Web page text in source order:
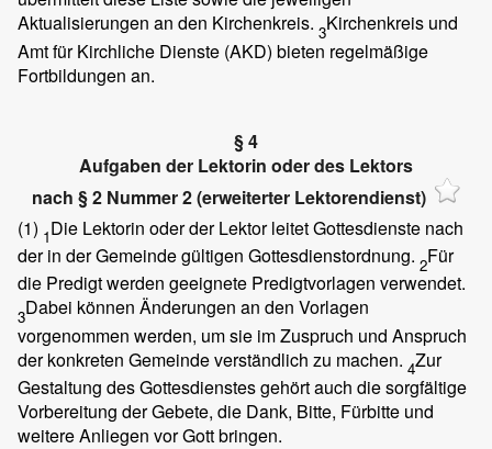
Aktualisierungen an den Kirchenkreis. 3Kirchenkreis und
Amt für Kirchliche Dienste (AKD) bieten regelmäßige
Fortbildungen an.
§ 4
Aufgaben der Lektorin oder des Lektors
nach § 2 Nummer 2 (erweiterter Lektorendienst)
(1) 1Die Lektorin oder der Lektor leitet Gottesdienste nach
der in der Gemeinde gültigen Gottesdienstordnung. 2Für
die Predigt werden geeignete Predigtvorlagen verwendet.
3Dabei können Änderungen an den Vorlagen
vorgenommen werden, um sie im Zuspruch und Anspruch
der konkreten Gemeinde verständlich zu machen. 4Zur
Gestaltung des Gottesdienstes gehört auch die sorgfältige
Vorbereitung der Gebete, die Dank, Bitte, Fürbitte und
weitere Anliegen vor Gott bringen.